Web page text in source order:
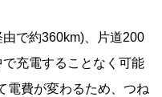
で約360km)、片道200
充電することなく可能
電費が変わるため、つね